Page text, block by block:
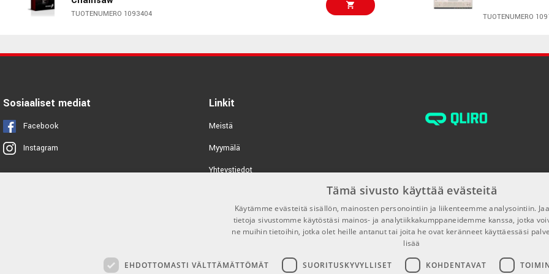
TUOTENUMERO 1093404
Signature IR Pack: The Heaviest
Cab in the world
TUOTENUMERO 1097900
Bogren IRDX Core
TUOTENUMERO
FL Studio 20
IK Multimedia
+ Tonex MAX
Electronic
TUOTENUMERO
FL Studio
Download
TUOTENUMERO
Staccato AI
Sosiaaliset mediat
Facebook
Instagram
Linkit
Meistä
Myymälä
Yhteystiedot
Toimitusehdot
Tämä sivusto käyttää evästeitä
Käytämme evästeitä sisällön, mainosten personointiin ja liikenteemme analysointiin.
tietoja sivustomme käytöstäsi mainos- ja analytiikkakumppaneidemme kanssa, jotka
ne muihin tietoihin, jotka olet heille antanut tai joita he ovat keränneet käyttäessäsi
lisää
EHDOTTOMASTI VÄLTTÄMÄTTÖMÄT SUORITUSKYVYLLISET KOHDENTAVAT